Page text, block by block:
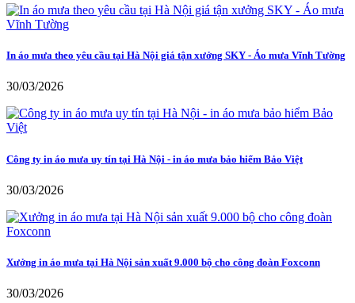
In áo mưa theo yêu cầu tại Hà Nội giá tận xưởng SKY - Áo mưa Vĩnh Tường
30/03/2026
Công ty in áo mưa uy tín tại Hà Nội - in áo mưa bảo hiểm Bảo Việt
30/03/2026
Xưởng in áo mưa tại Hà Nội sản xuất 9.000 bộ cho công đoàn Foxconn
30/03/2026